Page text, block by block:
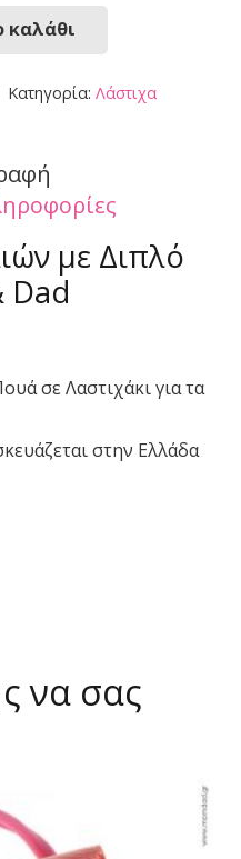
καλάθι
Κατηγορία: Λάστιχα
με Διπλό
Dad
σε Λαστιχάκι για τα
στην Ελλάδα
να σας